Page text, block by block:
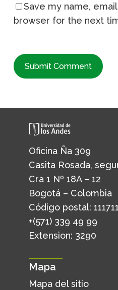
Save my name,
browser for the next
Oficina Ña 309
Casita Rosada,
Cra 1 Nº 18A – 12
Bogotá – Colombia
Código postal: 111711
+(571) 339 49 99
Extension: 3290
Mapa
Mapa del sitio